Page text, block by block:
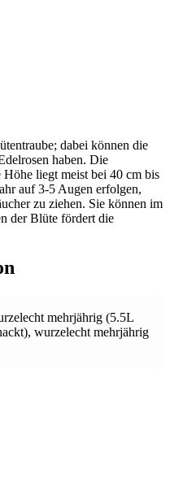
dabei können die
haben. Die
liegt meist bei 40 cm bis
auf 3-5 Augen erfolgen,
zu ziehen. Sie können im
der Blüte fördert die
mehrjährig (5.5L
, wurzelecht mehrjährig